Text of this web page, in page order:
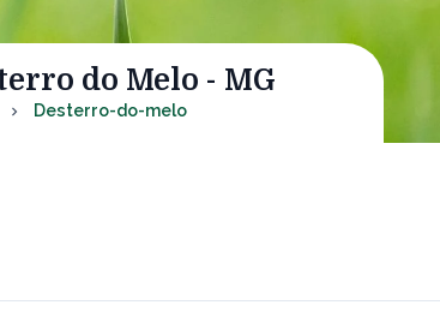
do Melo - MG
Desterro-do-melo